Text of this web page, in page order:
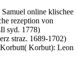
online klischee
rezeption von
syd. 1778)
straz. 1689-1702)
Korbut): Leon